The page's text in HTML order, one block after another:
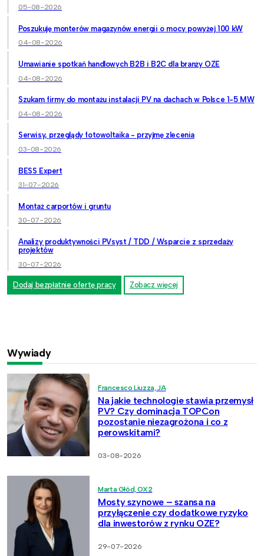
05-08-2026
Poszukuję monterów magazynów energii o mocy powyżej 100 kW
04-08-2026
Umawianie spotkań handlowych B2B i B2C dla branży OZE
04-08-2026
Szukam firmy do montażu instalacji PV na dachach w Polsce 1-5 MW
04-08-2026
Serwisy, przeglądy fotowoltaika - przyjmę zlecenia
03-08-2026
BESS Expert
31-07-2026
Montaż carportów i gruntu
30-07-2026
Analizy produktywności PVsyst / TDD / Wsparcie z sprzedaży
projektów
30-07-2026
Dodaj bezpłatnie ofertę pracy Zobacz więcej
Wywiady
Francesco Liuzza, JA
Na jakie technologie stawia przemysł
PV? Czy dominacja TOPCon
pozostanie niezagrożona i co z
perowskitami?
03-08-2026
Marta Głód, OX2
Mosty szynowe – szansa na
przyłączenie czy dodatkowe ryzyko
dla inwestorów z rynku OZE?
29-07-2026